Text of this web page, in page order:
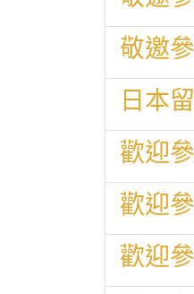
敬邀
日本
歡迎
歡迎
歡迎